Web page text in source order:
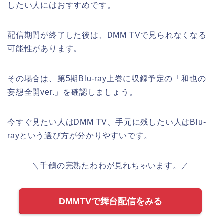
したい人にはおすすめです。
配信期間が終了した後は、DMM TVで見られなくなる
可能性があります。
その場合は、第5期Blu-ray上巻に収録予定の「和也の
妄想全開ver.」を確認しましょう。
今すぐ見たい人はDMM TV、手元に残したい人はBlu-
rayという選び方が分かりやすいです。
＼千鶴の完熟たわわが見れちゃいます。／
DMMTVで舞台配信をみる